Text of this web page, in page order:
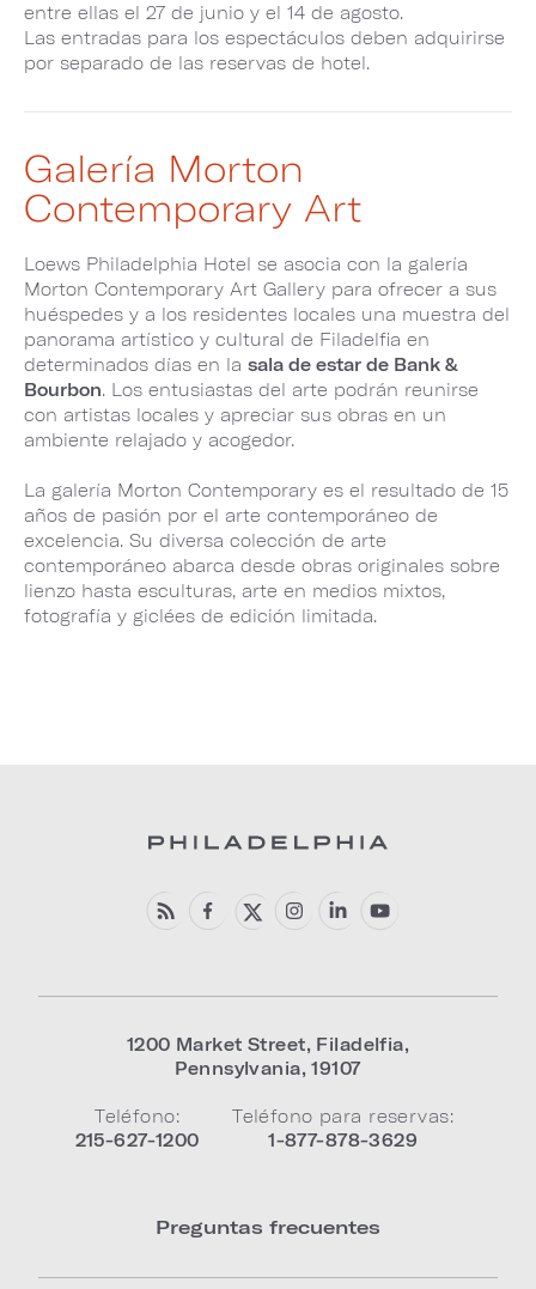
entre ellas el 27 de junio y el 14 de agosto.
Las entradas para los espectáculos deben adquirirse
por separado de las reservas de hotel.
Galería Morton
Contemporary Art
Loews Philadelphia Hotel se asocia con la galería
Morton Contemporary Art Gallery para ofrecer a sus
huéspedes y a los residentes locales una muestra del
panorama artístico y cultural de Filadelfia en
determinados días en la sala de estar de Bank &
Bourbon. Los entusiastas del arte podrán reunirse
con artistas locales y apreciar sus obras en un
ambiente relajado y acogedor.
La galería Morton Contemporary es el resultado de 15
años de pasión por el arte contemporáneo de
excelencia. Su diversa colección de arte
contemporáneo abarca desde obras originales sobre
lienzo hasta esculturas, arte en medios mixtos,
fotografía y giclées de edición limitada.
1200 Market Street, Filadelfia,
Pennsylvania,19107
Teléfono:
215-627-1200
Teléfono para reservas:
1-877-878-3629
Preguntas frecuentes